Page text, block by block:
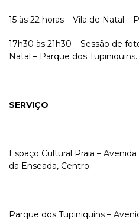
15 às 22 horas – Vila de Natal –
17h30 às 21h30 – Sessão de
Natal – Parque dos Tupiniquins.
SERVIÇO
Espaço Cultural Praia –
da Enseada, Centro;
Parque dos Tupiniquins –